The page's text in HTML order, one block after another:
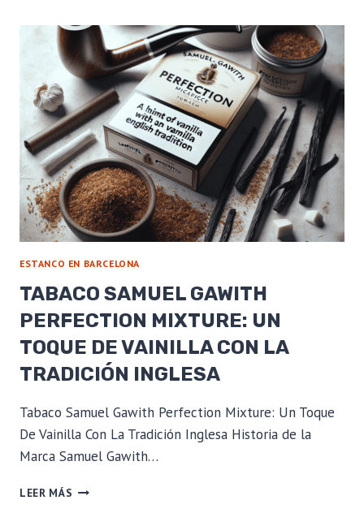
PARA
CIGARROS:
PROTECCIÓN
CON
ESTILO
EN
UN
TAMAÑO
IDEAL
ESTANCO EN BARCELONA
TABACO SAMUEL GAWITH
PERFECTION MIXTURE: UN
TOQUE DE VAINILLA CON LA
TRADICIÓN INGLESA
Tabaco Samuel Gawith Perfection Mixture: Un Toque
De Vainilla Con La Tradición Inglesa Historia de la
Marca Samuel Gawith…
LEER MÁS TABACO